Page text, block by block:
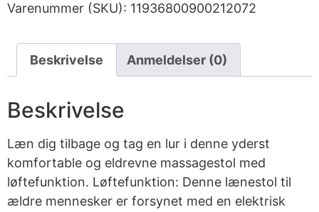
Varenummer (SKU): 11936800900212072
Beskrivelse Anmeldelser (0)
Beskrivelse
Læn dig tilbage og tag en lur i denne yderst
komfortable og eldrevne massagestol med
løftefunktion. Løftefunktion: Denne lænestol til
ældre mennesker er forsynet med en elektrisk